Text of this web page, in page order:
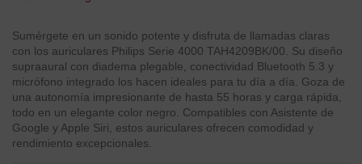
Sumérgete en un sonido potente y disfruta de llamadas claras
con los auriculares Philips Serie 4000 TAH4209BK/00. Su diseño
supraaural con diadema plegable, conectividad Bluetooth 5.3 y
micrófono integrado los hacen ideales para tu día a día. Goza de
una autonomía impresionante de hasta 55 horas y carga rápida,
todo en un elegante color negro. Compatibles con Asistente de
Google y Apple Siri, estos auriculares ofrecen comodidad y
rendimiento excepcionales.